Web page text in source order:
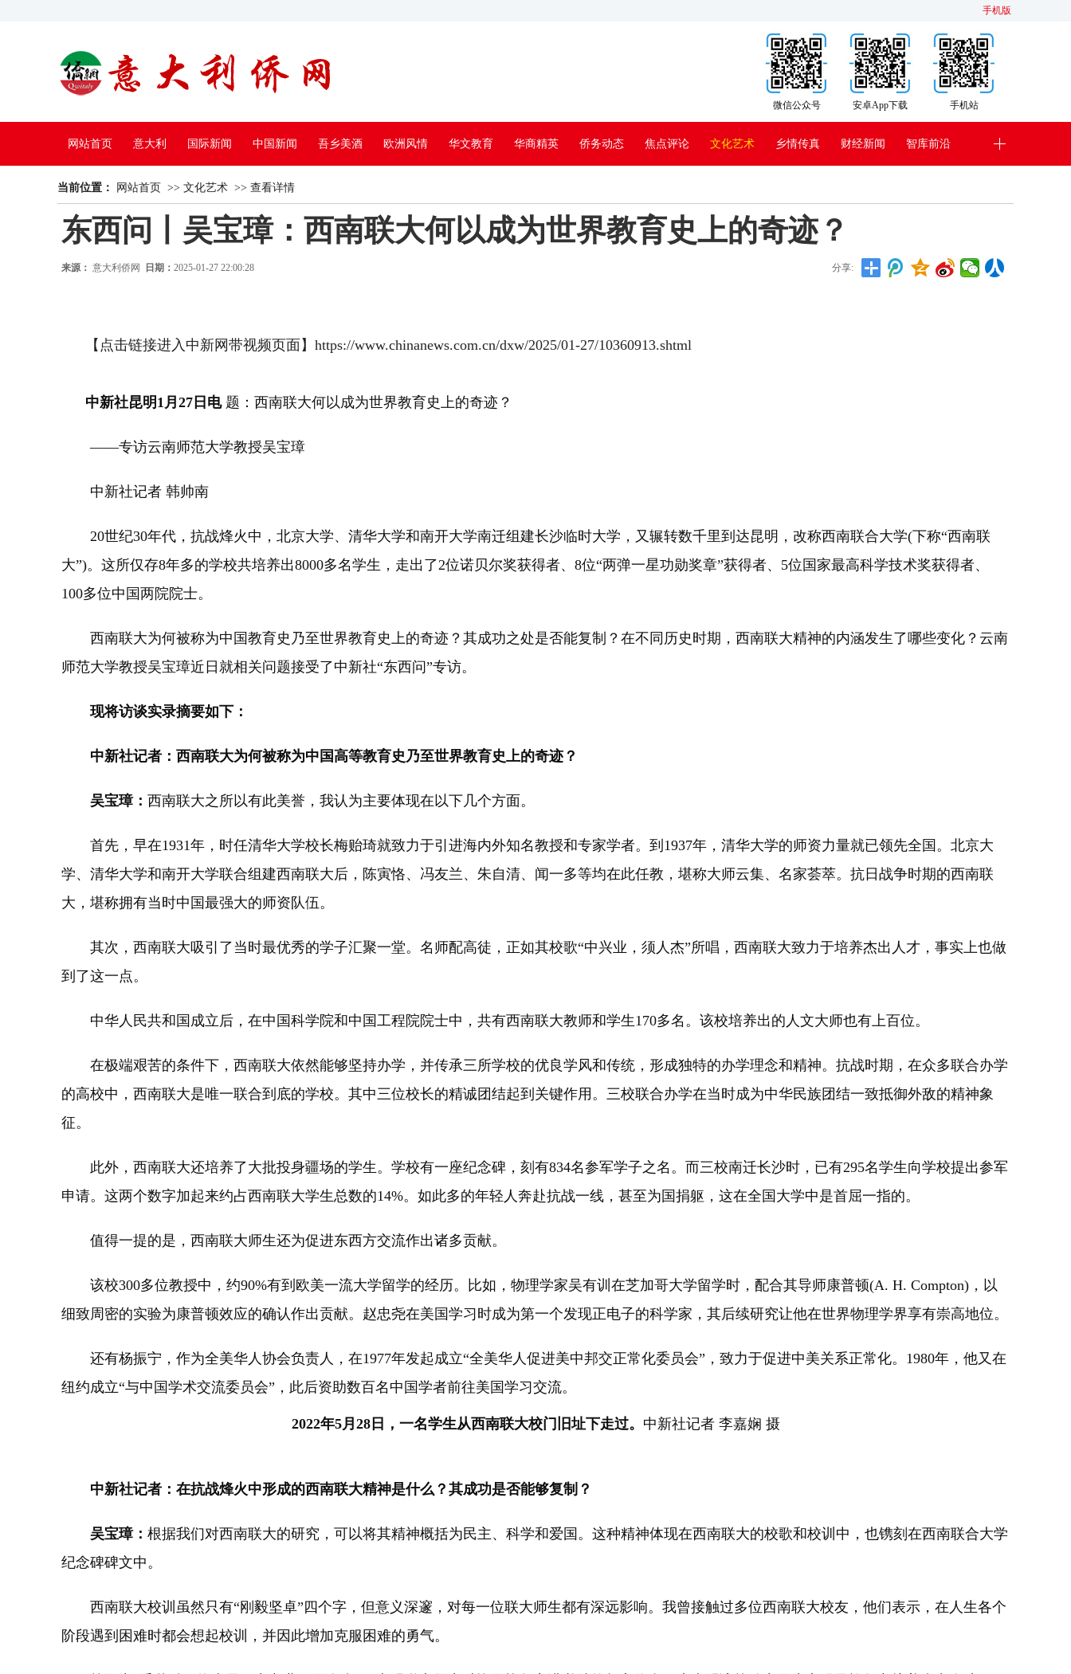
手机版
手机站
安卓App下载
微信公众号
网站首页 意大利 国际新闻 中国新闻 吾乡美酒 欧洲风情 华文教育 华商精英 侨务动态 焦点评论 文化艺术 乡情传真 财经新闻 智库前沿
中国电视
当前位置： 网站首页 >> 文化艺术 >> 查看详情
东西问丨吴宝璋：西南联大何以成为世界教育史上的奇迹？
来源： 意大利侨网 日期： 2025-01-27 22:00:28 分享:
【点击链接进入中新网带视频页面】https://www.chinanews.com.cn/dxw/2025/01-27/10360913.shtml
中新社昆明1月27日电题：西南联大何以成为世界教育史上的奇迹？
——专访云南师范大学教授吴宝璋
中新社记者 韩帅南
20世纪30年代，抗战烽火中，北京大学、清华大学和南开大学南迁组建长沙临时大学，又辗转数千里到达昆明，改称西南联合大学(下称“西南联
大”)。这所仅存8年多的学校共培养出8000多名学生，走出了2位诺贝尔奖获得者、8位“两弹一星功勋奖章”获得者、5位国家最高科学技术奖获得者、
100多位中国两院院士。
西南联大为何被称为中国教育史乃至世界教育史上的奇迹？其成功之处是否能复制？在不同历史时期，西南联大精神的内涵发生了哪些变化？云南
师范大学教授吴宝璋近日就相关问题接受了中新社“东西问”专访。
现将访谈实录摘要如下：
中新社记者：西南联大为何被称为中国高等教育史乃至世界教育史上的奇迹？
吴宝璋： 西南联大之所以有此美誉，我认为主要体现在以下几个方面。
首先，早在1931年，时任清华大学校长梅贻琦就致力于引进海内外知名教授和专家学者。到1937年，清华大学的师资力量就已领先全国。北京大
学、清华大学和南开大学联合组建西南联大后，陈寅恪、冯友兰、朱自清、闻一多等均在此任教，堪称大师云集、名家荟萃。抗日战争时期的西南联
大，堪称拥有当时中国最强大的师资队伍。
其次，西南联大吸引了当时最优秀的学子汇聚一堂。名师配高徒，正如其校歌“中兴业，须人杰”所唱，西南联大致力于培养杰出人才，事实上也做
到了这一点。
中华人民共和国成立后，在中国科学院和中国工程院院士中，共有西南联大教师和学生170多名。该校培养出的人文大师也有上百位。
在极端艰苦的条件下，西南联大依然能够坚持办学，并传承三所学校的优良学风和传统，形成独特的办学理念和精神。抗战时期，在众多联合办学
的高校中，西南联大是唯一联合到底的学校。其中三位校长的精诚团结起到关键作用。三校联合办学在当时成为中华民族团结一致抵御外敌的精神象
征。
此外，西南联大还培养了大批投身疆场的学生。学校有一座纪念碑，刻有834名参军学子之名。而三校南迁长沙时，已有295名学生向学校提出参军
申请。这两个数字加起来约占西南联大学生总数的14%。如此多的年轻人奔赴抗战一线，甚至为国捐躯，这在全国大学中是首屈一指的。
值得一提的是，西南联大师生还为促进东西方交流作出诸多贡献。
该校300多位教授中，约90%有到欧美一流大学留学的经历。比如，物理学家吴有训在芝加哥大学留学时，配合其导师康普顿(A. H. Compton)，以
细致周密的实验为康普顿效应的确认作出贡献。赵忠尧在美国学习时成为第一个发现正电子的科学家，其后续研究让他在世界物理学界享有崇高地位。
还有杨振宁，作为全美华人协会负责人，在1977年发起成立“全美华人促进美中邦交正常化委员会”，致力于促进中美关系正常化。1980年，他又在
纽约成立“与中国学术交流委员会”，此后资助数百名中国学者前往美国学习交流。
2022年5月28日，一名学生从西南联大校门旧址下走过。 中新社记者 李嘉娴 摄
中新社记者：在抗战烽火中形成的西南联大精神是什么？其成功是否能够复制？
吴宝璋： 根据我们对西南联大的研究，可以将其精神概括为民主、科学和爱国。这种精神体现在西南联大的校歌和校训中，也镌刻在西南联合大学
纪念碑碑文中。
西南联大校训虽然只有“刚毅坚卓”四个字，但意义深邃，对每一位联大师生都有深远影响。我曾接触过多位西南联大校友，他们表示，在人生各个
阶段遇到困难时都会想起校训，并因此增加克服困难的勇气。